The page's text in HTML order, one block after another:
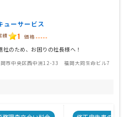
ューサービス
績 1 価格 -----
社のため、お困りの社長様へ！
市中央区西中洲12-33 福岡大同生命ビル7